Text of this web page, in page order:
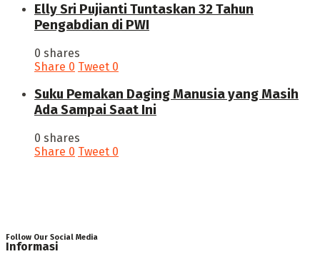
Elly Sri Pujianti Tuntaskan 32 Tahun
Pengabdian di PWI
0 shares
Share 0 Tweet 0
‎Suku Pemakan Daging Manusia yang Masih
Ada Sampai Saat Ini
0 shares
Share 0 Tweet 0
Follow Our Social Media
Informasi